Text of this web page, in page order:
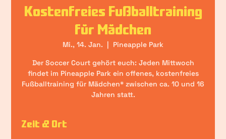
Kostenfreies Fußballtraining
für Mädchen
Mi., 14. Jan.
  |
Pineapple Park
Der Soccer Court gehört euch: Jeden Mittwoch
findet im Pineapple Park ein offenes, kostenfreies
Fußballtraining für Mädchen* zwischen ca. 10 und 16
Jahren statt.
Zeit & Ort